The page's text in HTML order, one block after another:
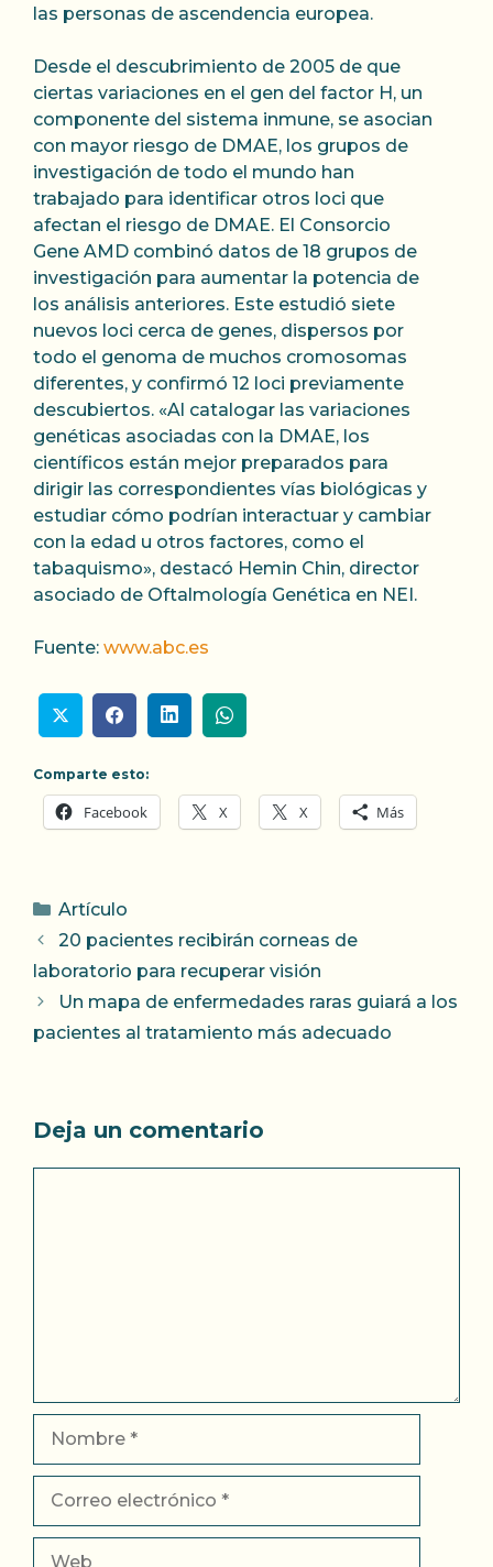
las personas de ascendencia europea.
Desde el descubrimiento de 2005 de que
ciertas variaciones en el gen del factor H, un
componente del sistema inmune, se asocian
con mayor riesgo de DMAE, los grupos de
investigación de todo el mundo han
trabajado para identificar otros loci que
afectan el riesgo de DMAE. El Consorcio
Gene AMD combinó datos de 18 grupos de
investigación para aumentar la potencia de
los análisis anteriores. Este estudió siete
nuevos loci cerca de genes, dispersos por
todo el genoma de muchos cromosomas
diferentes, y confirmó 12 loci previamente
descubiertos. «Al catalogar las variaciones
genéticas asociadas con la DMAE, los
científicos están mejor preparados para
dirigir las correspondientes vías biológicas y
estudiar cómo podrían interactuar y cambiar
con la edad u otros factores, como el
tabaquismo», destacó Hemin Chin, director
asociado de Oftalmología Genética en NEI.
Fuente: www.abc.es
Comparte esto:
Facebook X X Más
Categorías
Artículo
20 pacientes recibirán corneas de
laboratorio para recuperar visión
Un mapa de enfermedades raras guiará a los
pacientes al tratamiento más adecuado
Deja un comentario
electrónico